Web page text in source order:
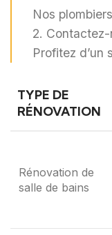
Nos
2.
Profitez d’un
TYPE DE
RÉNOVATION
Rénovation de
salle de bains